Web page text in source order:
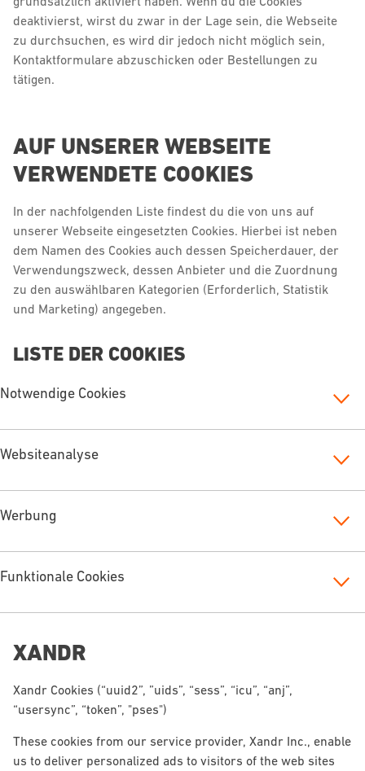
deaktivierst, wirst du zwar in der Lage sein, die Webseite
zu durchsuchen, es wird dir jedoch nicht möglich sein,
Kontaktformulare abzuschicken oder Bestellungen zu
tätigen.
AUF UNSERER WEBSEITE
VERWENDETE COOKIES
In der nachfolgenden Liste findest du die von uns auf
unserer Webseite eingesetzten Cookies. Hierbei ist neben
dem Namen des Cookies auch dessen Speicherdauer, der
Verwendungszweck, dessen Anbieter und die Zuordnung
zu den auswählbaren Kategorien (Erforderlich, Statistik
und Marketing) angegeben.
LISTE DER COOKIES
Notwendige Cookies
Websiteanalyse
Werbung
Funktionale Cookies
XANDR
Xandr Cookies (“uuid2”, ”uids”, “sess”, “icu”, “anj”,
“usersync”, “token”, "pses")
These cookies from our service provider, Xandr Inc., enable
us to deliver personalized ads to visitors of the web sites